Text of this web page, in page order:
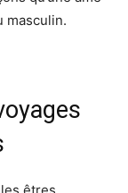
masculin.